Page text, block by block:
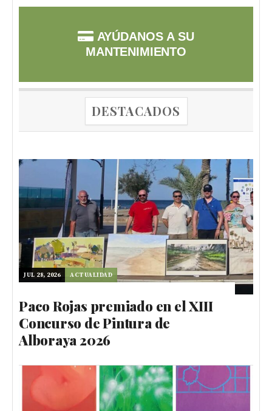
AYÚDANOS A SU
MANTENIMIENTO
DESTACADOS
JUL 28, 2026 ACTUALIDAD
Paco Rojas premiado en el XIII
Concurso de Pintura de
Alboraya 2026